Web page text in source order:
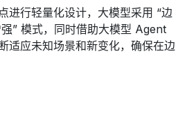
进行轻量化设计，大模型采用 “边
” 模式，同时借助大模型 Agent
适应未知场景和新变化，确保在边